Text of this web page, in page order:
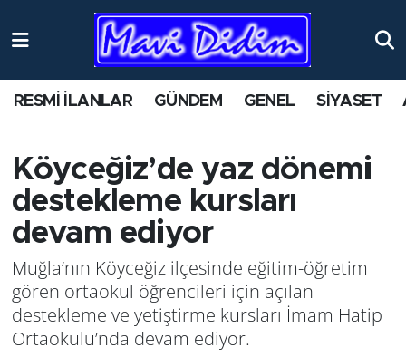
RESMİ İLANLAR GÜNDEM GENEL SİYASET
Köyceğiz’de yaz dönemi
destekleme kursları
devam ediyor
Muğla’nın Köyceğiz ilçesinde eğitim-öğretim
gören ortaokul öğrencileri için açılan
destekleme ve yetiştirme kursları İmam Hatip
Ortaokulu’nda devam ediyor.
ANTİK YERLER
AYDIN
BİLİM VE TEKNOLOJİ
EĞİTİM
EKONOMİ
Nöbetçi Eczaneler
Namaz Vakitleri
Trafik Durumu
Süper Lig Puan Durumu ve Fikstür
Tüm Manşetler
Son Dakika Haberleri